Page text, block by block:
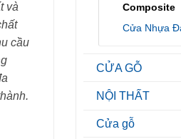
Composite
Cửa Nhựa
CỬA GỖ
NỘI THẤT
Cửa gỗ
và
cầu